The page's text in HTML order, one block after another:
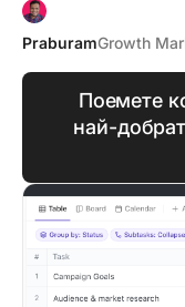
PraburamGrowth
Поемете
най-